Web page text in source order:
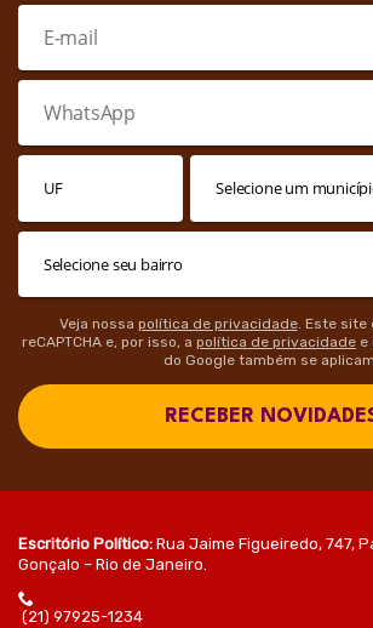
Veja nossa política de privacidade. Este site
reCAPTCHA e, por isso, a política de privacidade e
do Google também se
RECEBER
Escritório Político: Rua Jaime Figueiredo, 747,
Gonçalo – Rio de Janeiro.
(21) 97925-1234